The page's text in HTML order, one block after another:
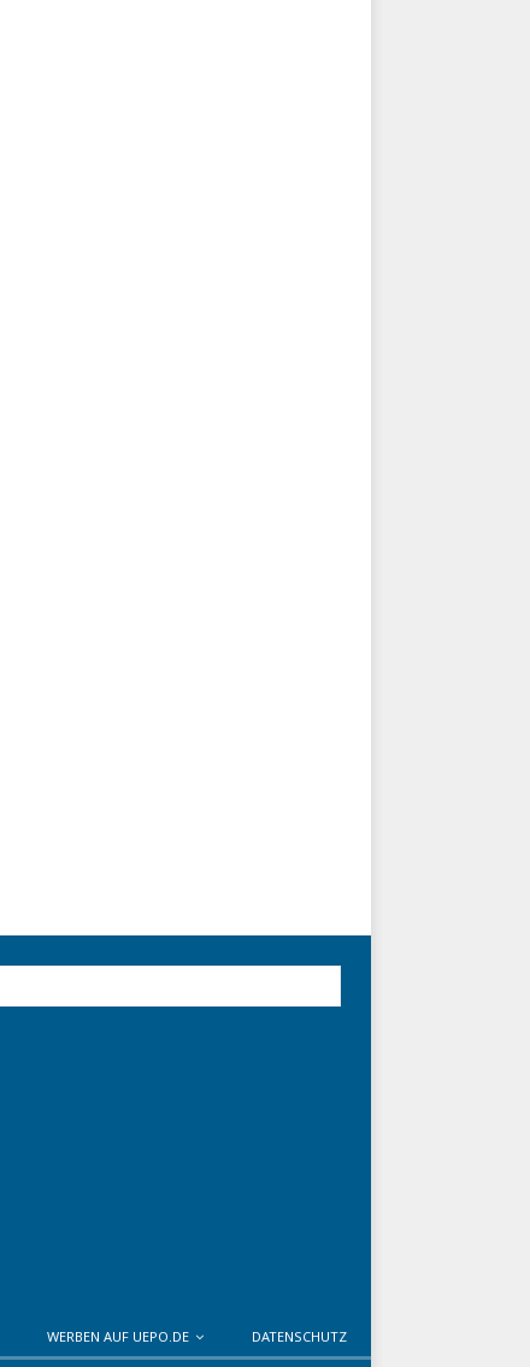
WERBEN AUF UEPO.DE DATENSCHUTZ